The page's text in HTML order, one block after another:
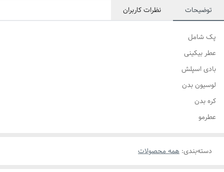
توضیحات نظرات کاربران
پک شامل
عطر بیکینی
بادی اسپلش
لوسیون بدن
کره بدن
عطرمو
دسته‌بندی: همه محصولات